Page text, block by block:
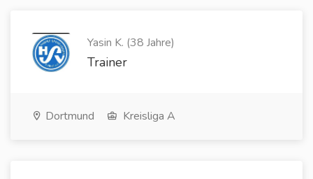
Yasin K. (38 Jahre)
Trainer
Dortmund Kreisliga A